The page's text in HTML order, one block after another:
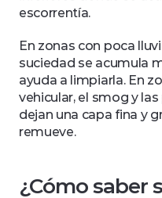
escorrentía.
En zonas con poca
suciedad se acumula
ayuda a limpiarla. En
vehicular, el smog y
dejan una capa fina y
remueve.
¿Cómo saber